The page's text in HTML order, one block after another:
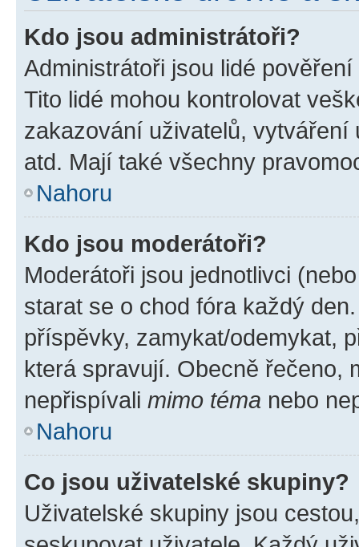
Kdo jsou administrátoři?
Administrátoři jsou lidé
Tito lidé mohou kontrolovat
zakazování uživatelů,
atd. Mají také všechny
Nahoru
Kdo jsou moderátoři?
Moderátoři jsou jednotlivci
starat se o chod fóra každý
příspěvky, zamykat/odemykat,
která spravují. Obecně řečeno,
nepřispívali mimo téma nebo
Nahoru
Co jsou uživatelské skupiny?
Uživatelské skupiny jsou